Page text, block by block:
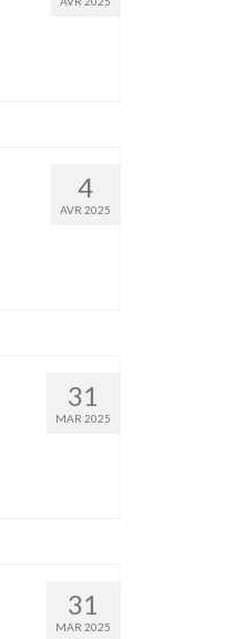
4
AVR 2025
31
MAR 2025
31
MAR 2025